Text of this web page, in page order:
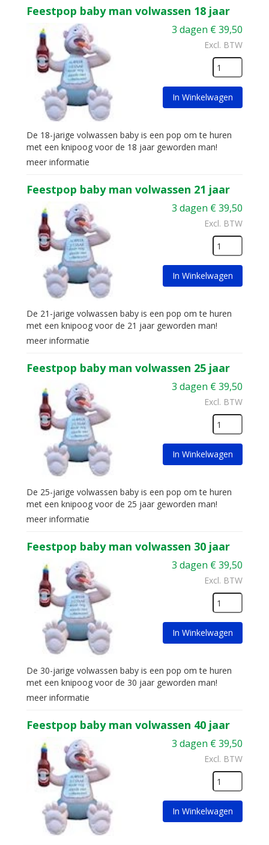
Feestpop baby man volwassen 18 jaar
3 dagen €39,50
Excl. BTW
In Winkelwagen
De 18-jarige volwassen baby is een pop om te huren
met een knipoog voor de 18 jaar geworden man!
meer informatie
Feestpop baby man volwassen 21 jaar
3 dagen €39,50
Excl. BTW
In Winkelwagen
De 21-jarige volwassen baby is een pop om te huren
met een knipoog voor de 21 jaar geworden man!
meer informatie
Feestpop baby man volwassen 25 jaar
3 dagen €39,50
Excl. BTW
In Winkelwagen
De 25-jarige volwassen baby is een pop om te huren
met een knipoog voor de 25 jaar geworden man!
meer informatie
Feestpop baby man volwassen 30 jaar
3 dagen €39,50
Excl. BTW
In Winkelwagen
De 30-jarige volwassen baby is een pop om te huren
met een knipoog voor de 30 jaar geworden man!
meer informatie
Feestpop baby man volwassen 40 jaar
3 dagen €39,50
Excl. BTW
In Winkelwagen